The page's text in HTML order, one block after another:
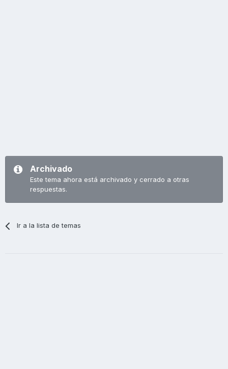
Archivado
Este tema ahora está archivado y cerrado a otras
respuestas.
Ir a la lista de temas